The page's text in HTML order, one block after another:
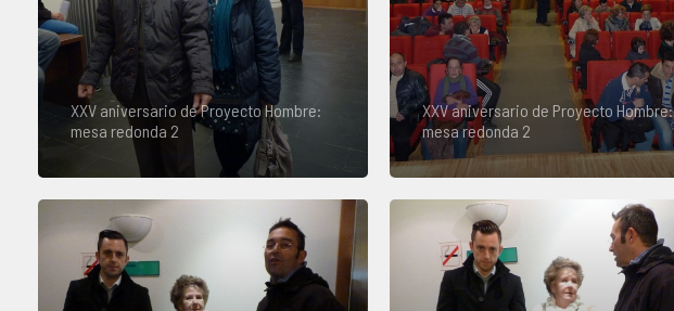
XXV aniversario de Proyecto Hombre:
mesa redonda 2
XXV aniversario de Proyecto Hombre:
mesa redonda 2